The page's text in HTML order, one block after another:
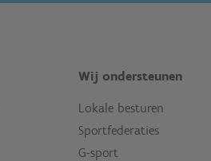
Wij ondersteunen
Lokale besturen
Sportfederaties
G-sport